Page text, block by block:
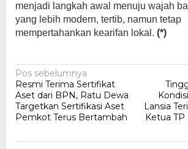
menjadi langkah awal menuju wajah
yang lebih modern, tertib, namun tetap
mempertahankan kearifan lokal. (*)
Navigasi
pos
Pos sebelumnya
Resmi Terima Sertifikat
Aset dari BPN, Ratu Dewa
Targetkan Sertifikasi Aset
Pemkot Terus Bertambah
Lansia
Ketua